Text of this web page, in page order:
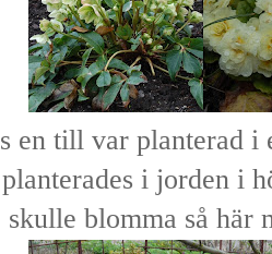
en till var planterad
i jorden i
skulle blomma så här